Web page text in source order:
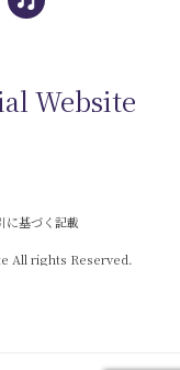
Website
に基づく記載
All rights Reserved.